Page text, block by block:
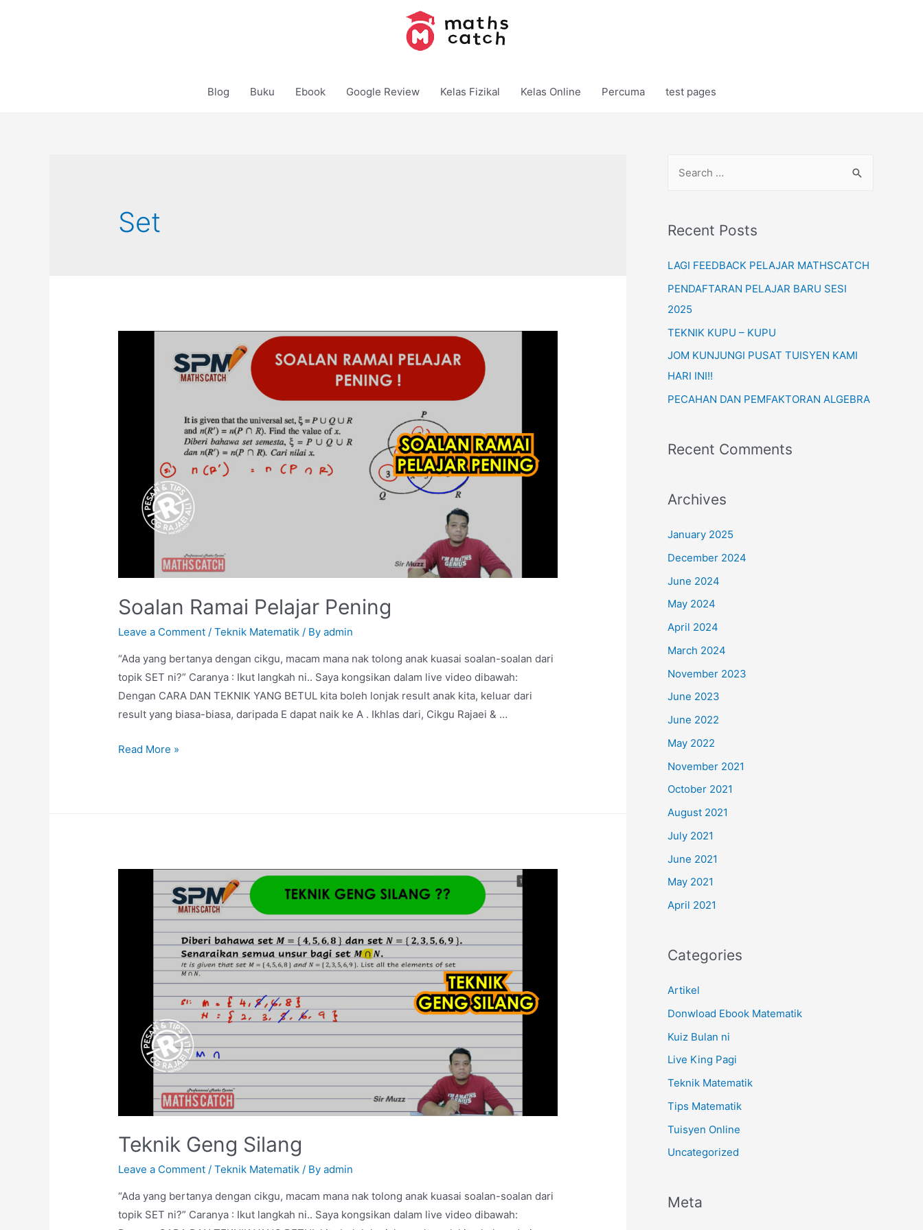
Blog Buku Ebook Google Review Kelas Fizikal Kelas Online Percuma test pages
Set
Soalan Ramai Pelajar Pening
Leave a Comment /Teknik Matematik / Byadmin
“Ada yang bertanya dengan cikgu, macam mana nak tolong anak kuasai soalan-soalan dari
topik SET ni?” Caranya : Ikut langkah ni.. Saya kongsikan dalam live video dibawah:
Dengan CARA DAN TEKNIK YANG BETUL kita boleh lonjak result anak kita, keluar dari
result yang biasa-biasa, daripada E dapat naik ke A . Ikhlas dari, Cikgu Rajaei & …
Soalan
Read More »
Teknik Geng Silang
Leave a Comment /Teknik Matematik / Byadmin
“Ada yang bertanya dengan cikgu, macam mana nak tolong anak kuasai soalan-soalan dari
topik SET ni?” Caranya : Ikut langkah ni.. Saya kongsikan dalam live video dibawah:
r
h
f
o
r
Recent Posts
LAGI FEEDBACK PELAJAR MATHSCATCH
PENDAFTARAN PELAJAR BARU SESI
2025
TEKNIK KUPU – KUPU
JOM KUNJUNGI PUSAT TUISYEN KAMI
HARI INI!!
PECAHAN DAN PEMFAKTORAN ALGEBRA
Recent Comments
Archives
January 2025
December 2024
June 2024
May 2024
April 2024
March 2024
November 2023
June 2023
June 2022
May 2022
November 2021
October 2021
August 2021
July 2021
June 2021
May 2021
April 2021
Categories
Artikel
Donwload Ebook Matematik
Kuiz Bulan ni
Live King Pagi
Teknik Matematik
Tips Matematik
Tuisyen Online
Uncategorized
Meta